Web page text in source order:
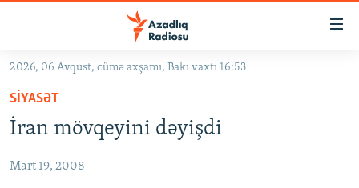
Əsas
qayıt
Əsas
qayıt
GÜNDƏM
KORRUPSIOMETR
#ƏSLINDƏ
2026, 06 Avqust, cümə axşamı, Bakı vaxtı 16:53
SIYASƏT
İran mövqeyini dəyişdi
Mart 19, 2008